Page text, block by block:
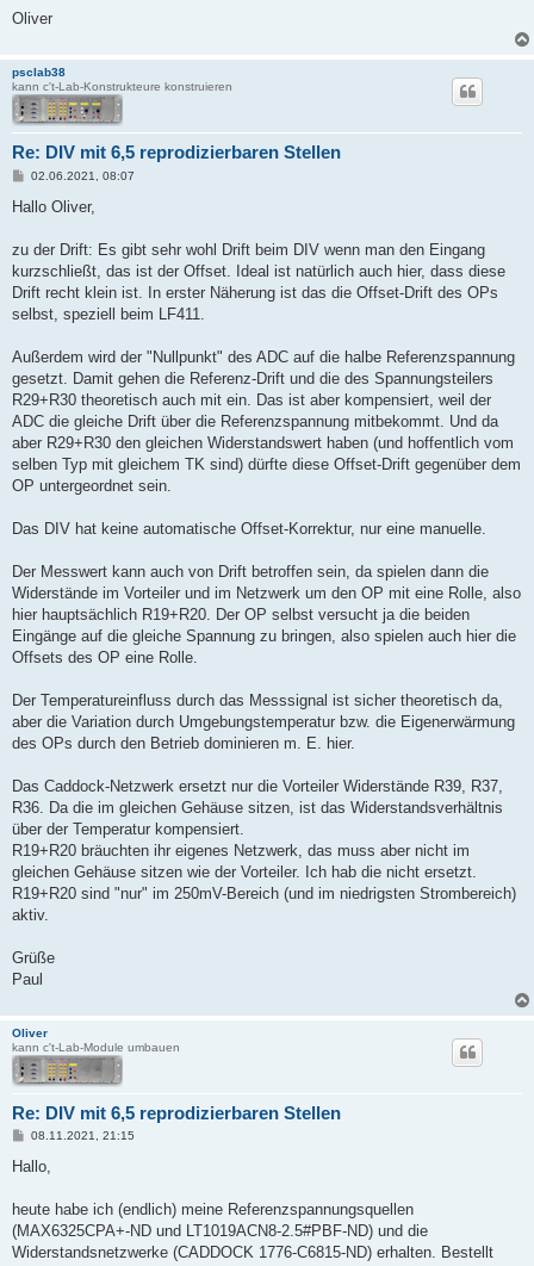
Oliver
psclab38
kann c't-Lab-Konstrukteure konstruieren
Re: DIV mit 6,5 reprodizierbaren Stellen
B
i
a
02.06.2021, 08:07
Hallo Oliver,
zu der Drift: Es gibt sehr wohl Drift beim DIV wenn man den Eingang
kurzschließt, das ist der Offset. Ideal ist natürlich auch hier, dass diese
Drift recht klein ist. In erster Näherung ist das die Offset-Drift des OPs
selbst, speziell beim LF411.
Außerdem wird der "Nullpunkt" des ADC auf die halbe Referenzspannung
gesetzt. Damit gehen die Referenz-Drift und die des Spannungsteilers
R29+R30 theoretisch auch mit ein. Das ist aber kompensiert, weil der
ADC die gleiche Drift über die Referenzspannung mitbekommt. Und da
aber R29+R30 den gleichen Widerstandswert haben (und hoffentlich vom
selben Typ mit gleichem TK sind) dürfte diese Offset-Drift gegenüber dem
OP untergeordnet sein.
Das DIV hat keine automatische Offset-Korrektur, nur eine manuelle.
Der Messwert kann auch von Drift betroffen sein, da spielen dann die
Widerstände im Vorteiler und im Netzwerk um den OP mit eine Rolle, also
hier hauptsächlich R19+R20. Der OP selbst versucht ja die beiden
Eingänge auf die gleiche Spannung zu bringen, also spielen auch hier die
Offsets des OP eine Rolle.
Der Temperatureinfluss durch das Messsignal ist sicher theoretisch da,
aber die Variation durch Umgebungstemperatur bzw. die Eigenerwärmung
des OPs durch den Betrieb dominieren m. E. hier.
Das Caddock-Netzwerk ersetzt nur die Vorteiler Widerstände R39, R37,
R36. Da die im gleichen Gehäuse sitzen, ist das Widerstandsverhältnis
über der Temperatur kompensiert.
R19+R20 bräuchten ihr eigenes Netzwerk, das muss aber nicht im
gleichen Gehäuse sitzen wie der Vorteiler. Ich hab die nicht ersetzt.
R19+R20 sind "nur" im 250mV-Bereich (und im niedrigsten Strombereich)
aktiv.
Grüße
Paul
Oliver
kann c't-Lab-Module umbauen
Re: DIV mit 6,5 reprodizierbaren Stellen
B
i
a
08.11.2021, 21:15
Hallo,
heute habe ich (endlich) meine Referenzspannungsquellen
(MAX6325CPA+-ND und LT1019ACN8-2.5#PBF-ND) und die
Widerstandsnetzwerke (CADDOCK 1776-C6815-ND) erhalten. Bestellt